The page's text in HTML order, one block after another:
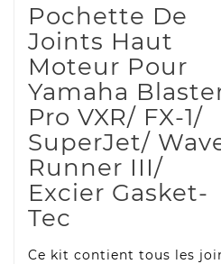
Pochette De
Joints Haut
Moteur Pour
Yamaha
Pro VXR/ FX-1/
SuperJet/
Runner III/
Excier Gasket-
Tec
Ce kit contient tous les